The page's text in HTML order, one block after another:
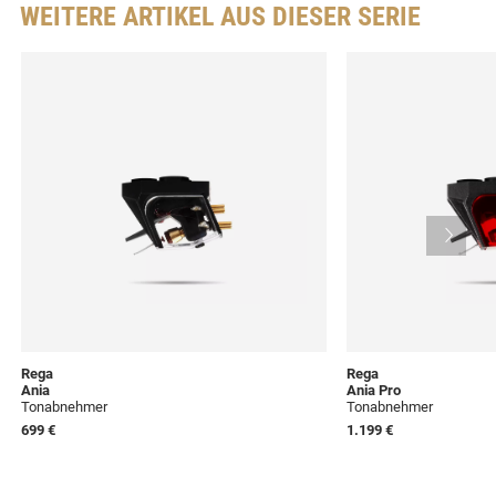
WEITERE ARTIKEL AUS DIESER SERIE
Rega
Ania
Tonabnehmer
699 €
Rega
Ania Pro
Tonabnehmer
1.199 €